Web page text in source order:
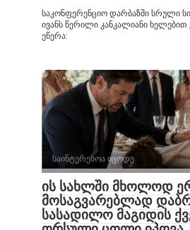
საკონფერენციო დარბაზში სრული
ივანს წერილი კანკალიანი ხელებით
ეწერა:
საინტერესოა იცოდე
ის სახლში მხოლოდ
მოსაგვარებლად
სასადილო მაგიდის